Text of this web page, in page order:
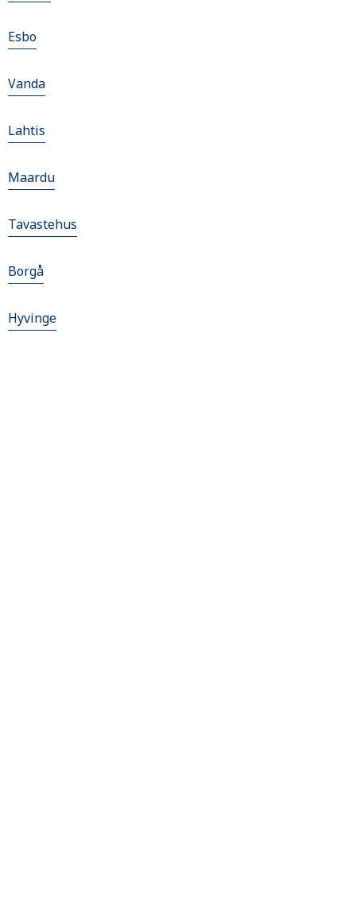
Esbo
Vanda
Lahtis
Maardu
Tavastehus
Borgå
Hyvinge